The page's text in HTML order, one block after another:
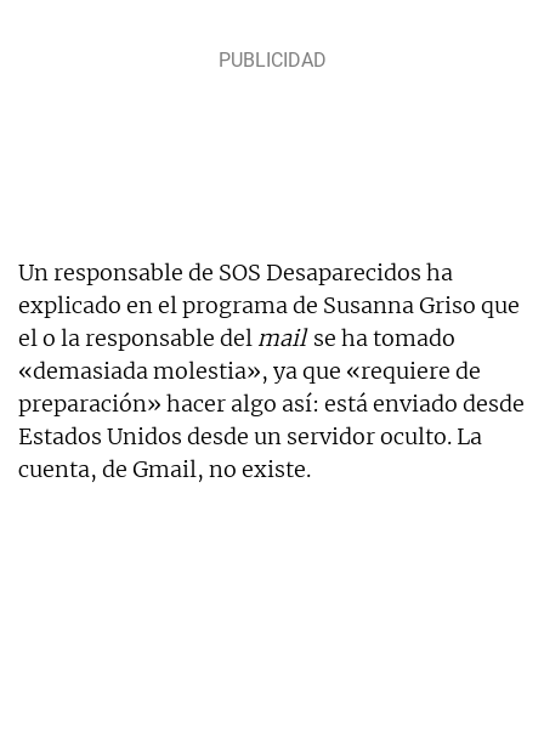
Un responsable de SOS Desaparecidos ha
explicado en el programa de Susanna Griso que
el o la responsable del mailse ha tomado
«demasiada molestia», ya que «requiere de
preparación» hacer algo así: está enviado desde
Estados Unidos desde un servidor oculto. La
cuenta, de Gmail, no existe.